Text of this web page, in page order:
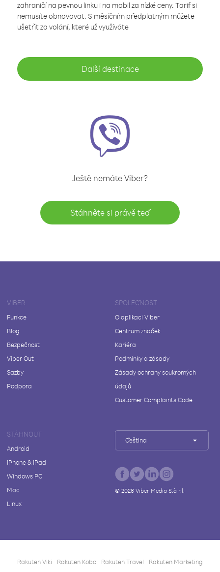
zahraničí na pevnou linku i na mobil za nízké ceny. Tarif si
nemusíte obnovovat. S měsíčním předplatným můžete
ušetřit za volání, které už využíváte
Další destinace
Ještě nemáte Viber?
Stáhněte si právě teď
VIBER
Funkce
Blog
Bezpečnost
Viber Out
Sazby
Podpora
SPOLEČNOST
O aplikaci Viber
Centrum značek
Kariéra
Podmínky a zásady
Zásady ochrany soukromých
údajů
Customer Complaints Code
STÁHNOUT
Android
iPhone & iPad
Windows PC
Mac
Linux
Čeština
© 2026Viber Media S.à r.l.
Rakuten Viki Rakuten Kobo Rakuten Travel Rakuten Marketing